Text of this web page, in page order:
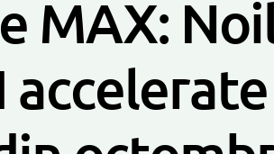
MAX: